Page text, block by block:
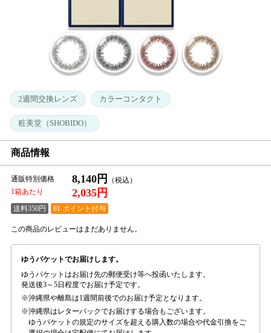
2週間交換レンズ カラーコンタクト
粧美堂（SHOBIDO）
商品情報
通販特別価格 8,140円
1箱あたり 2,035円
送料350円 81 ポイント付与
この商品のレビューはまだありません。
ゆうパケットでお届けします。
ゆうパケットはお届け先の郵便受け等へ投函いたします。
発送後3～5日程度でお届け予定です。
沖縄県や離島は1週間前後でのお届け予定となります。
沖縄県はレターパックでお届けする場合もございます。
ゆうパケットの規定のサイズを超える購入数の場合や代金引換をご